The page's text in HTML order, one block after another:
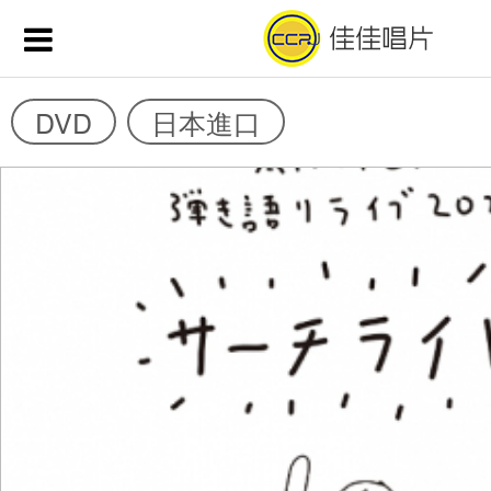
DVD 日本進口